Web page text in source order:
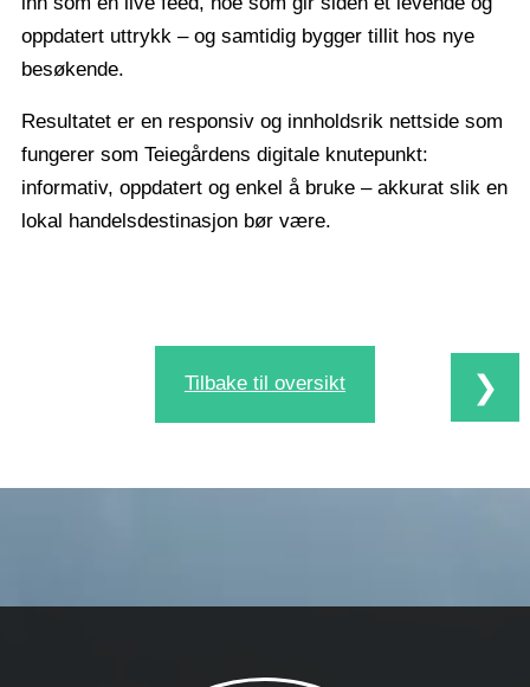
oppdatert uttrykk – og samtidig bygger tillit hos nye
besøkende.
Resultatet er en responsiv og innholdsrik nettside som
fungerer som Teiegårdens digitale knutepunkt:
informativ, oppdatert og enkel å bruke – akkurat slik en
lokal handelsdestinasjon bør være.
Tilbake til oversikt ❯